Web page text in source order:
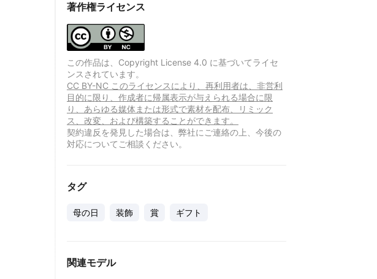
著作権ライセンス
この作品は、Copyright License 4.0 に基づいてライセ
ンスされています。
CC BY-NC このライセンスにより、再利用者は、非営利
目的に限り、作成者に帰属表示が与えられる場合に限
り、あらゆる媒体または形式で素材を配布、リミック
ス、改変、および構築することができます。
契約違反を発見した場合は、弊社にご連絡の上、今後の
対応についてご相談ください。
タグ
母の日 装飾 賞 ギフト
関連モデル